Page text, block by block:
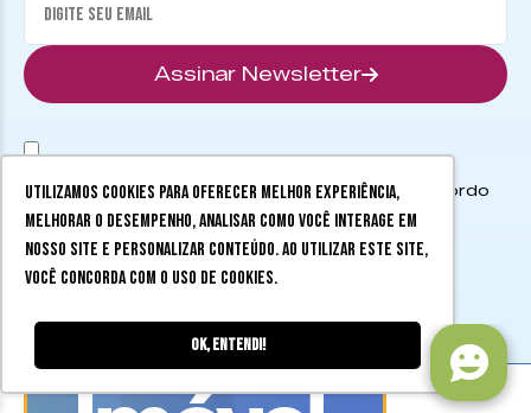
Utilizamos cookies para oferecer melhor experiência,
melhorar o desempenho, analisar como você interage em
nosso site e personalizar conteúdo. Ao utilizar este site,
você concorda com o uso de cookies.
Ok, entendi!
Assinar Newsletter
Autorizo o envio das minhas informações de acordo
com os Termos de uso.